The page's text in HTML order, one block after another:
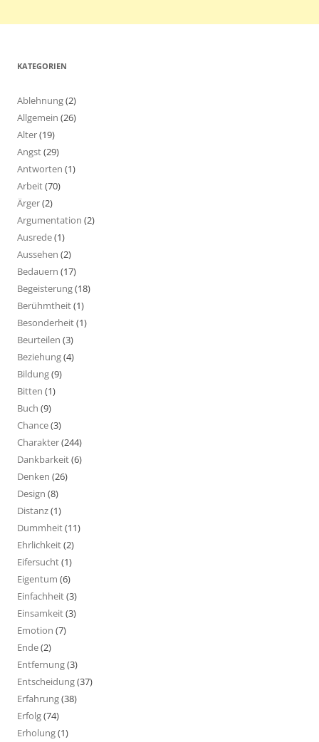
KATEGORIEN
Ablehnung(2)
Allgemein (26)
Alter(19)
Angst(29)
Antworten (1)
Arbeit(70)
Ärger(2)
Argumentation (2)
Ausrede(1)
Aussehen (2)
Bedauern (17)
Begeisterung(18)
Berühmtheit(1)
Besonderheit(1)
Beurteilen (3)
Beziehung(4)
Bildung(9)
Bitten (1)
Buch (9)
Chance(3)
Charakter(244)
Dankbarkeit(6)
Denken (26)
Design (8)
Distanz(1)
Dummheit(11)
Ehrlichkeit(2)
Eifersucht(1)
Eigentum (6)
Einfachheit(3)
Einsamkeit(3)
Emotion (7)
Ende(2)
Entfernung(3)
Entscheidung(37)
Erfahrung(38)
Erfolg(74)
Erholung(1)